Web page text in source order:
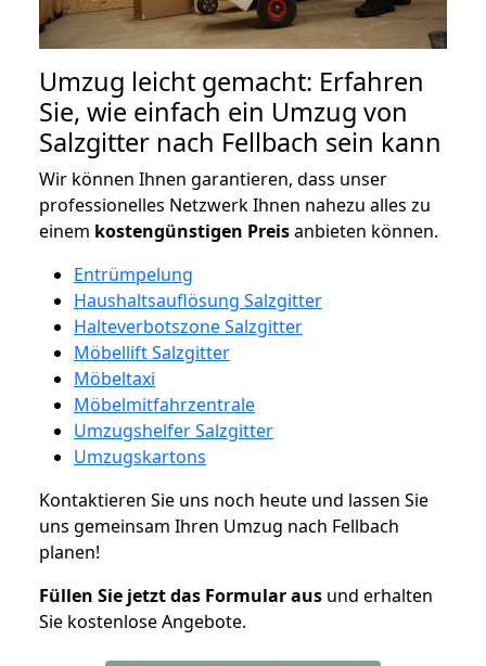
Umzug leicht gemacht: Erfahren
Sie, wie einfach ein Umzug von
Salzgitter nach Fellbach sein kann
Wir können Ihnen garantieren, dass unser
professionelles Netzwerk Ihnen nahezu alles zu
einem kostengünstigen Preisanbieten können.
Entrümpelung
Haushaltsauflösung Salzgitter
Halteverbotszone Salzgitter
Möbellift Salzgitter
Möbeltaxi
Möbelmitfahrzentrale
Umzugshelfer Salzgitter
Umzugskartons
Kontaktieren Sie uns noch heute und lassen Sie
uns gemeinsam Ihren Umzug nach Fellbach
planen!
Füllen Sie jetzt das Formular aus und erhalten
Sie kostenlose Angebote.